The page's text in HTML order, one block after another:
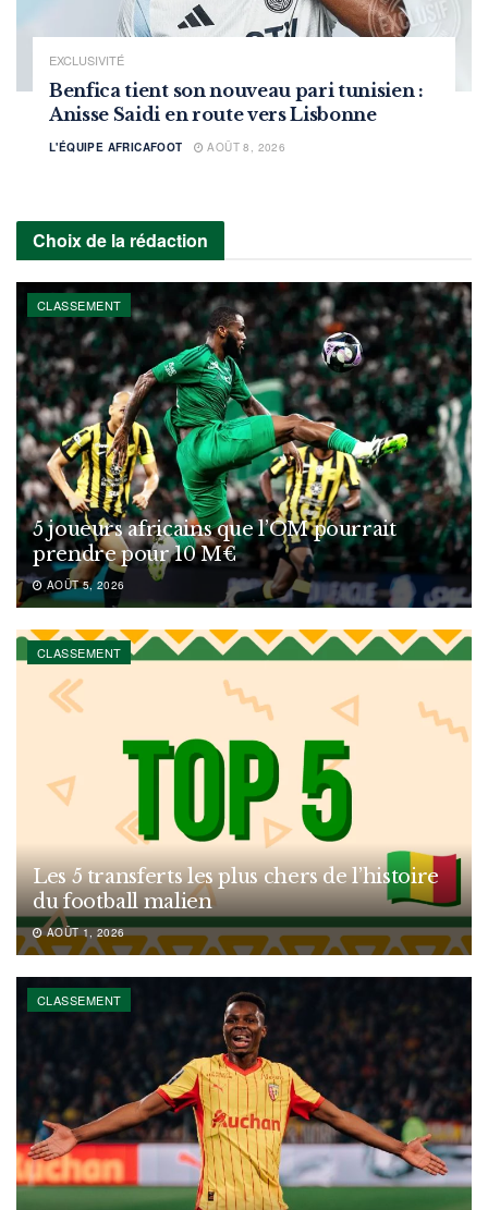
EXCLUSIVITÉ
Benfica tient son nouveau pari tunisien :
Anisse Saidi en route vers Lisbonne
L'ÉQUIPE AFRICAFOOT AOÛT 8, 2026
Choix de la rédaction
CLASSEMENT
5 joueurs africains que l’OM pourrait
prendre pour 10 M€
AOÛT 5, 2026
CLASSEMENT
Les 5 transferts les plus chers de l’histoire
du football malien
AOÛT 1, 2026
CLASSEMENT